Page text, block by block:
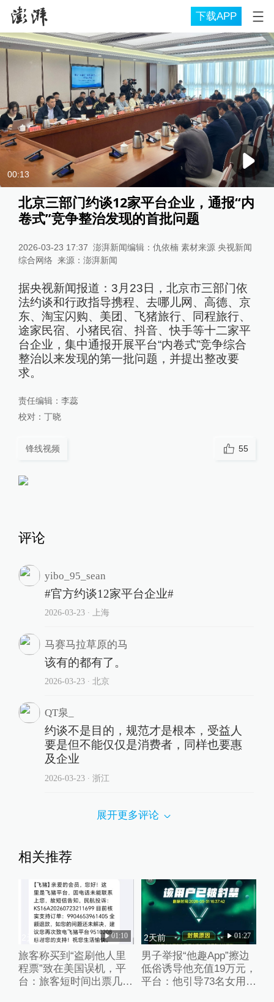
下载APP
00:13
北京三部门约谈12家平台企业，通报“内
卷式”竞争整治发现的首批问题
2026-03-23 17:37 澎湃新闻编辑：仇依楠 素材来源 央视新闻
综合网络 来源： 澎湃新闻
据央视新闻报道：3月23日，北京市三部门依
法约谈和行政指导携程、去哪儿网、高德、京
东、淘宝闪购、美团、飞猪旅行、同程旅行、
途家民宿、小猪民宿、抖音、快手等十二家平
台企业，集中通报开展平台“内卷式”竞争综合
整治以来发现的第一批问题，并提出整改要
求。
责任编辑： 李蕊
校对： 丁晓
锋线视频 55
评论
yibo_95_sean
#官方约谈12家平台企业#
2026-03-23∙ 上海
马赛马拉草原的马
该有的都有了。
2026-03-23∙ 北京
QT泉_
约谈不是目的，规范才是根本，受益人
要是但不能仅仅是消费者，同样也要惠
及企业
2026-03-23∙ 浙江
展开更多评论
相关推荐
2天前 01:10
旅客称买到“盗刷他人里
程票”致在美国误机，平
台：旅客短时间出票几十
2天前 01:27
男子举报“他趣App”擦边
低俗诱导他充值19万元，
平台：他引导73名女用户